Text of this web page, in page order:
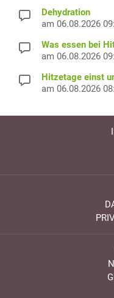
Dehydration
am 06.08.2026
Was essen bei
am 06.08.2026
Hitzetage einst
am 06.08.2026